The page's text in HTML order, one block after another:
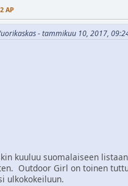
AP
- tammikuu 10, 2017,
kuuluu suomalaiseen
Outdoor Girl on toinen
ulkokokeiluun.